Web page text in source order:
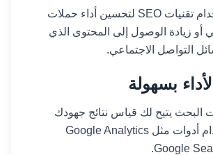
كما يمكن استخدام تقنيات SEO لتحسين أداء حملات
أو زيادة الوصول إلى المحتوى الذي
التواصل الاجتماعي.
يتيح لك قياس نتائج جهودك
بسهولة باستخدام أدوات مثل Google Analytics